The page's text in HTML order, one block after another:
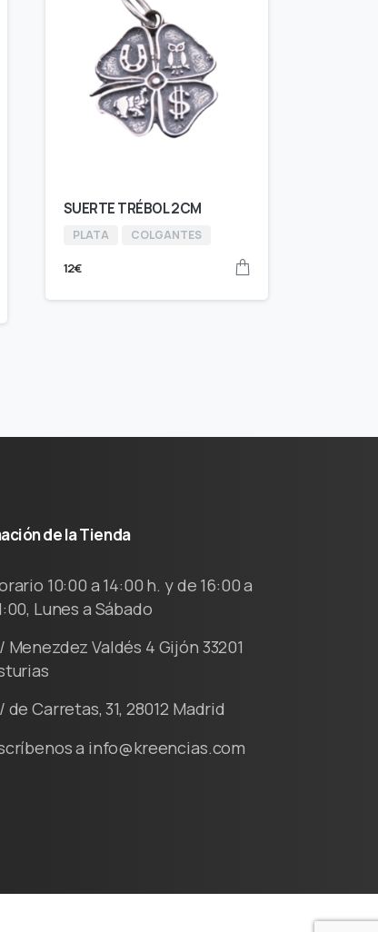
SUERTE TRÉBOL 2CM
PLATA COLGANTES
12€
delaTienda
10:00 a 14:00 h. y de 16:00 a
Lunes a Sábado
Menezdez Valdés 4 Gijón 33201
de Carretas, 31, 28012 Madrid
a info@kreencias.com